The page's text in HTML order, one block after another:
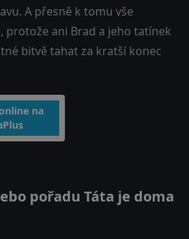
A přesně k tomu vše
protože ani Brad a jeho tatínek
bitvě tahat za kratší konec
na
pořadu Táta je doma